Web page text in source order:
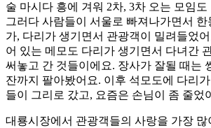
술 마시다 흥에 겨워 2차, 3차 오는 모임
그러다 사람들이 서울로 빠져나가면서
가, 다리가 생기면서 관광객이 밀려들었
어 있는 메모도 다리가 생기면서 다녀간
써놓고 간 것들이에요. 장사가 잘될 때는
잔까지 팔아봤어요. 이후 석모도에 다리
들이 그리로 갔고, 요즘은 손님이 좀 줄었
대룡시장에서 관광객들의 사랑을 가장 많